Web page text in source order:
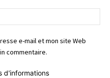
e-mail et mon site Web
commentaire.
d'informations